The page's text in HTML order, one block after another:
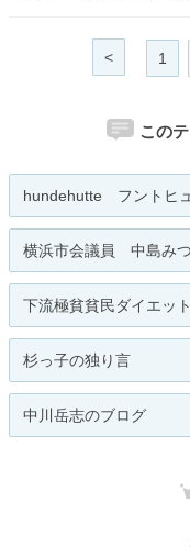
< 1
この
hundehutte フントヒ
横浜市会議員 中島み
下流極貧貧民ダイエッ
杉っ子の独り言
中川岳志のブログ